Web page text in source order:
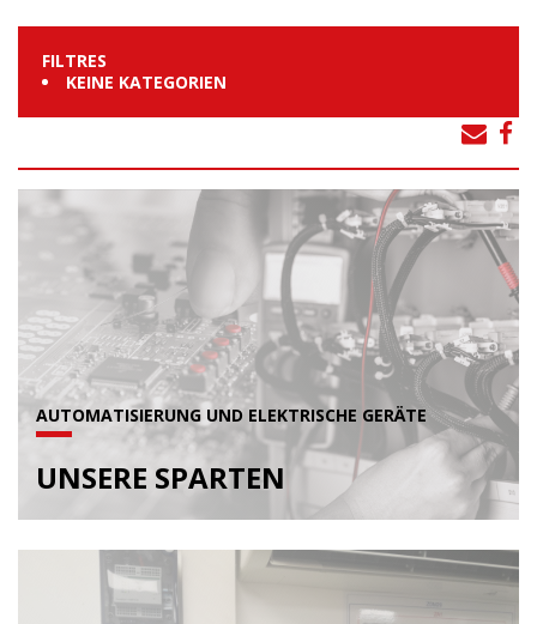
FILTRES
KEINE KATEGORIEN
AUTOMATISIERUNG UND ELEKTRISCHE GERÄTE
UNSERE SPARTEN